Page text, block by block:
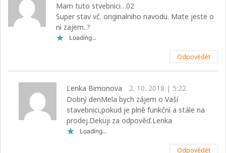
Mam tuto stvebnici…02
Super stav vč. originalniho navodu. Mate jeste o
ni zajem..?
Loading...
Odpovědět
Lenka Bimonova
2. 10. 2018 | 5:22
Dobrý denMela bych zájem o Vaší
stavebnici,pokud je plně funkční a stále na
prodej.Dekuji za odpověď.Lenka
Loading...
Odpovědět